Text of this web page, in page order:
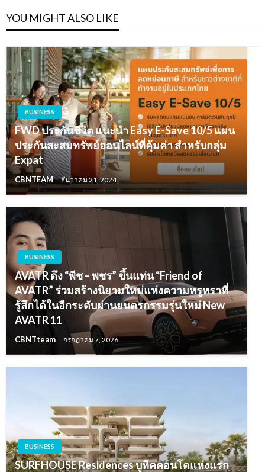
YOU MIGHT ALSO LIKE
BUSINESS
FWD ประกันชีวิต แนะนำ Easy E-Save 10/5 แผน
ประกันสะสมทรัพย์ออนไลน์ที่คุ้มค่า สำหรับกลุ่ม
Expat
CBNTEAM ธันวาคม 21, 2024
BUSINESS
AVATR ดึง “พีช – พชร” ขึ้นแท่น “Friend of
AVATR” ร่วมสร้างนิยามใหม่แห่งความหรูหราที่
รู้สึกได้ในอีกระดับผ่านยนตรกรรมรุ่นใหม่ New
AVATR 11
CBNTteam กรกฎาคม 7, 2026
BUSINESS
SURFHOUSE Residences บูทิคคอนโดแห่งแรก